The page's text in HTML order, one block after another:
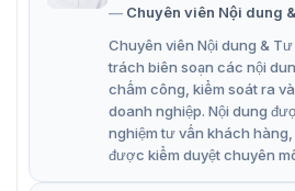
từ cứng Dahua ISC-ED-
Bộ gỡ khử từ tem từ cứng Dahua
dụng trong quầy thu ngân hoặc
hàng. ISC-ED-0919 là công cụ
cấp bởi nhà sản xuất thẻ bảo mật
cấp thiết bị bảo mật.
Khi sử dụng bộ gỡ tem từ cứng
Chuyên viên Nội dung
Chuyên viên Nội dung &
trách biên soạn các nội
chấm công, kiểm soát ra
doanh nghiệp. Nội dung
nghiệm tư vấn khách
được kiểm duyệt chuyên